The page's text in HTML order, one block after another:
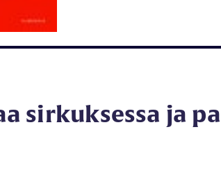
sirkuksessa ja